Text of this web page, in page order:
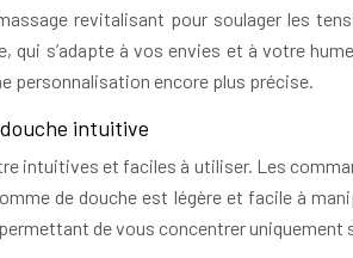
revitalisant pour soulager les
qui s’adapte à vos envies et à votre
personnalisation encore plus précise.
intuitive
intuitives et faciles à utiliser. Les
de douche est légère et facile à
de vous concentrer uniquement